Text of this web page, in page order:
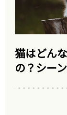
猫はどん
の？シー